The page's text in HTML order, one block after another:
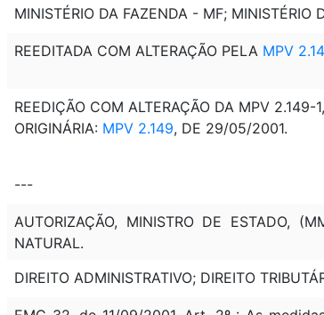
MINISTÉRIO DA FAZENDA - MF; MINISTÉRIO
REEDITADA COM ALTERAÇÃO PELA MPV
REEDIÇÃO COM ALTERAÇÃO DA MPV
ORIGINÁRIA: MPV 2.149, DE 29/05/2001.
---
AUTORIZAÇÃO, MINISTRO DE ESTADO,
NATURAL.
DIREITO ADMINISTRATIVO; DIREITO